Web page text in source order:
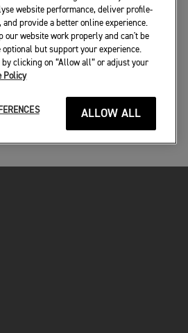
website performance, deliver profile-
and provide a better online experience.
our website work properly and can't be
optional but support your experience.
by clicking on “Allow all” or adjust your
Policy
ALLOW ALL